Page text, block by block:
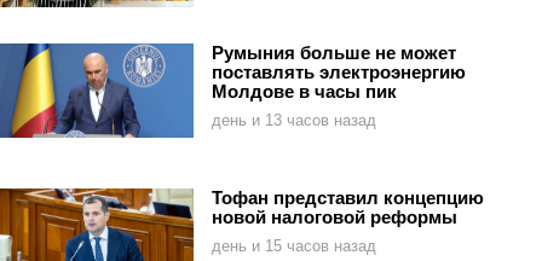
Румыния больше не может
поставлять электроэнергию
Молдове в часы пик
день и 13 часов назад
Тофан представил концепцию
новой налоговой реформы
день и 15 часов назад